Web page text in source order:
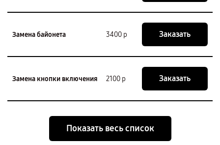
Замена байонета 3400 р Заказать
Замена кнопки включения 2100 р Заказать
Показать весь список